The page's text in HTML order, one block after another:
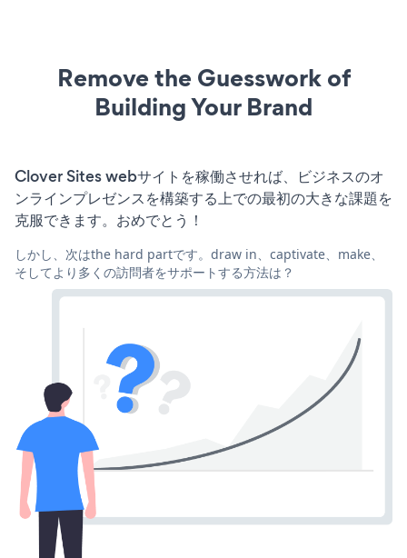
Remove the Guesswork of
Building Your Brand
Clover Sites webサイトを稼働させれば、ビジネスのオ
ンラインプレゼンスを構築する上での最初の大きな課題を
克服できます。おめでとう！
しかし、次はthe hard partです。draw in、captivate、make、
そしてより多くの訪問者をサポートする方法は？